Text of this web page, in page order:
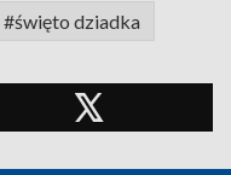
#święto dziadka